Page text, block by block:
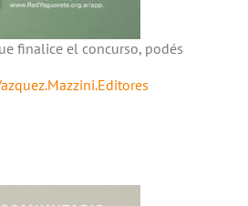
finalice el concurso, podés